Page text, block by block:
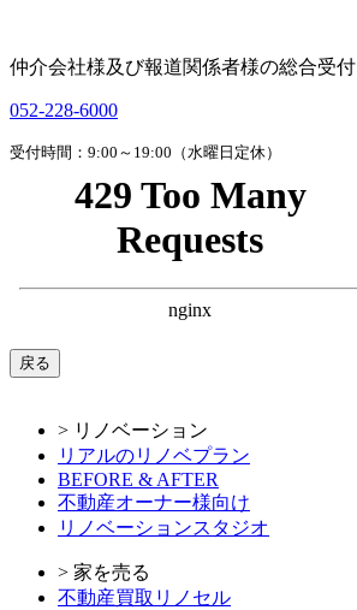
仲介会社様及び報道関係者様の総合受付
052-228-6000
受付時間：9:00～19:00（水曜日定休）
戻る
> リノベーション
リアルのリノベプラン
BEFORE & AFTER
不動産オーナー様向け
リノベーションスタジオ
> 家を売る
不動産買取リノセル